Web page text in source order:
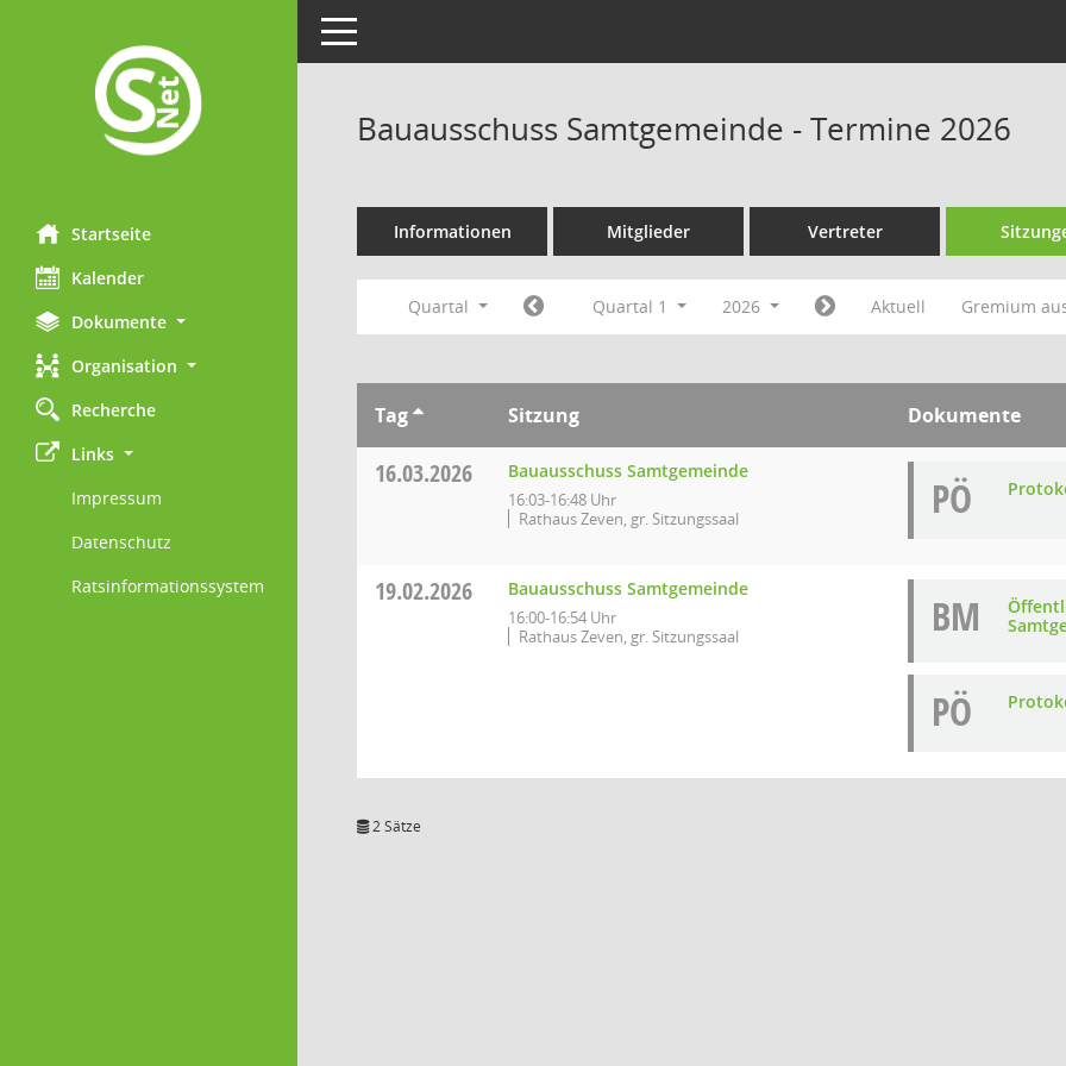
Startseite
Kalender
Dokumente
Organisation
Recherche
Links
Impressum
Datenschutz
Ratsinformationssystem
Toggle navigation
Bauausschuss Samtgemeinde - Termine 2026
Informationen Mitglieder Vertreter
Quartal Quartal 1 2026 Aktuell Gremium
Tag Sitzung Dokumente
16.03.2026 Bauausschuss Samtgemeinde
16:03-16:48 Uhr
Rathaus Zeven, gr. Sitzungssaal
PÖ
19.02.2026 Bauausschuss Samtgemeinde
16:00-16:54 Uhr
Rathaus Zeven, gr. Sitzungssaal
BM
PÖ
2 Sätze